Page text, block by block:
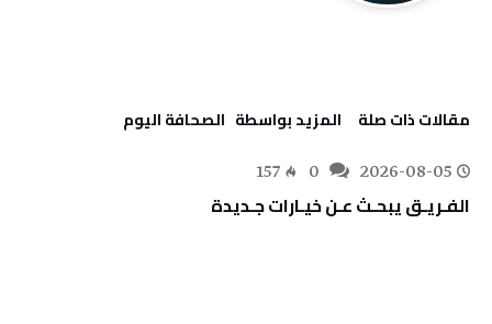
‫مقالات ذات صلة‬ ‫‫المزيد بواسطة‬ ‬ ‭ ‬الصحافة‭ ‬اليوم
2026-08-05
157
الفـريـق‭ ‬يبحـث‭ ‬عـن‭ ‬خيـارات‭ ‬جـديدة